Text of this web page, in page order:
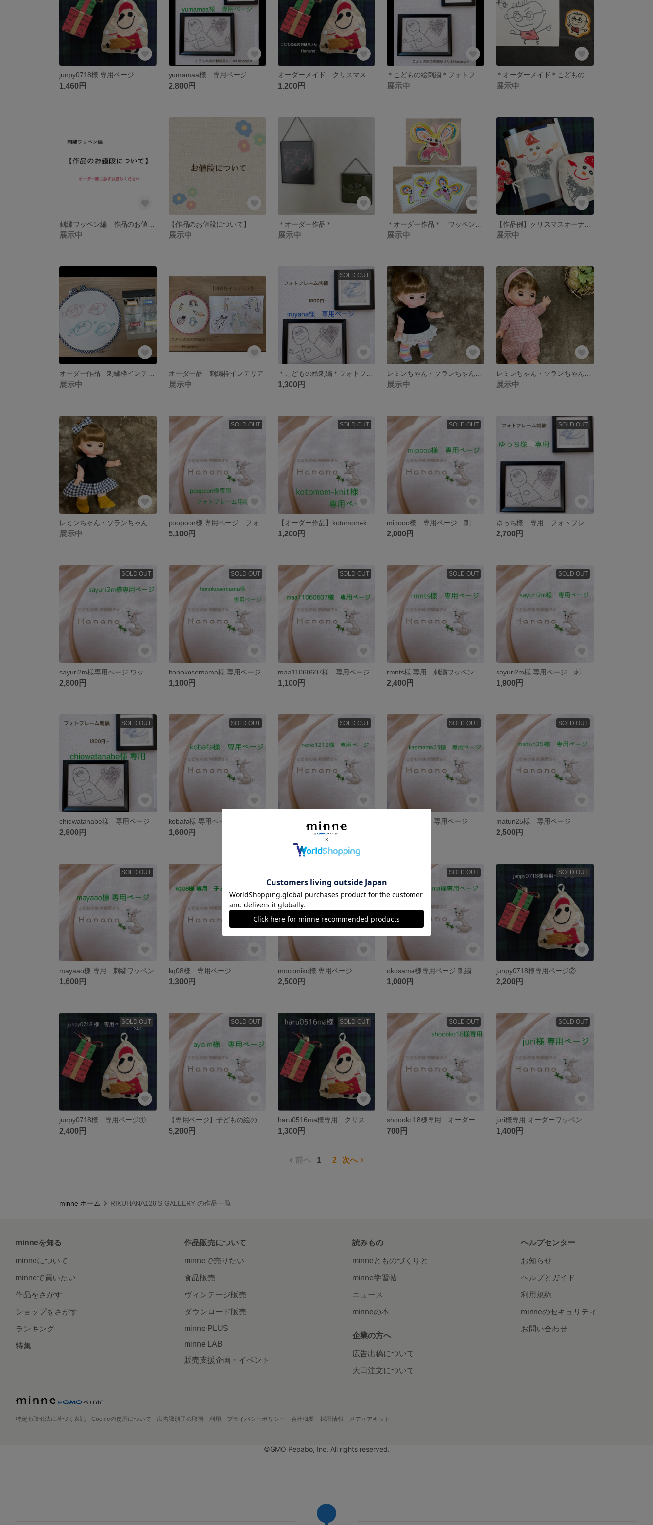
junpy0718様 専用ページ
1,460円
yumamaa様 専用ページ
2,800円 1,200円 展示中 展示中
展示中
【作品のお値段について】
展示中
＊オーダー作品＊
展示中 展示中 展示中
展示中
オーダー品 刺繍枠インテリア
展示中
SOLD OUT
1,300円 展示中 展示中
展示中
SOLD OUT
5,100円
SOLD OUT
【オーダー作品】kotomom-knit様 刺繍ワッペン
1,200円
SOLD OUT
2,000円
SOLD OUT
2,700円
SOLD OUT
2,800円
SOLD OUT
honokosemama様 専用ページ
1,100円
SOLD OUT
maa11060607様 専用ページ
1,100円
SOLD OUT
rmnts様 専用 刺繍ワッペン
2,400円
SOLD OUT
1,900円
SOLD OUT
chiewatanabe様 専用ページ
2,800円
SOLD OUT
1,600円
SOLD OUT
nono1212様 専用ページ
SOLD OUT
kaemama23様 専用ページ
SOLD OUT
matun25様 専用ページ
2,500円
SOLD OUT
mayaao様 専用 刺繍ワッペン
1,600円
kq08様 専用ページ
1,300円
mocomiko様 専用ページ
2,500円
SOLD OUT
1,000円
SOLD OUT
junpy0718様専用ページ②
2,200円
SOLD OUT
junpy0718様 専用ページ①
2,400円
SOLD OUT
【専用ページ】子どもの絵のワッペン
5,200円
SOLD OUT
1,300円
SOLD OUT
700円
SOLD OUT
juri様専用 オーダーワッペン
1,400円
前へ 1 2 次へ
minne ホーム RIKUHANA128'S GALLERY の作品一覧
minneを知る
minneについて
minneで買いたい
作品をさがす
ショップをさがす
ランキング
特集
作品販売について
minneで売りたい
食品販売
ヴィンテージ販売
ダウンロード販売
minne PLUS
minne LAB
販売支援企画・イベント
読みもの
minneとものづくりと
minne学習帖
ニュース
minneの本
企業の方へ
広告出稿について
大口注文について
ヘルプセンター
お知らせ
ヘルプとガイド
利用規約
minneのセキュリティ
お問い合わせ
特定商取引法に基づく表記 Cookieの使用について 広告識別子の取得・利用 プライバシーポリシー 会社概要 採用情報 メディアキット
©GMO Pepabo, Inc. All rights reserved.